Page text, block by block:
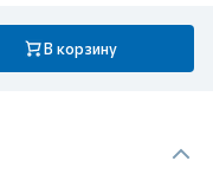
В корзину